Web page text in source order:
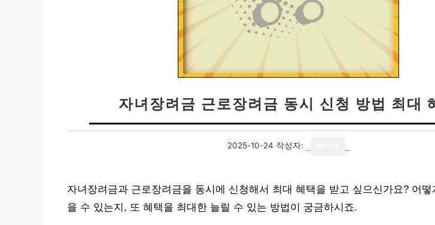
자녀장려금 근로장려금 동시 신청 방법 최대
2025-10-24 작성자:
자녀장려금과 근로장려금을 동시에 신청해서 최대 혜택을 받고 싶으신가요? 어
을 수 있는지, 또 혜택을 최대한 늘릴 수 있는 방법이 궁금하시죠.